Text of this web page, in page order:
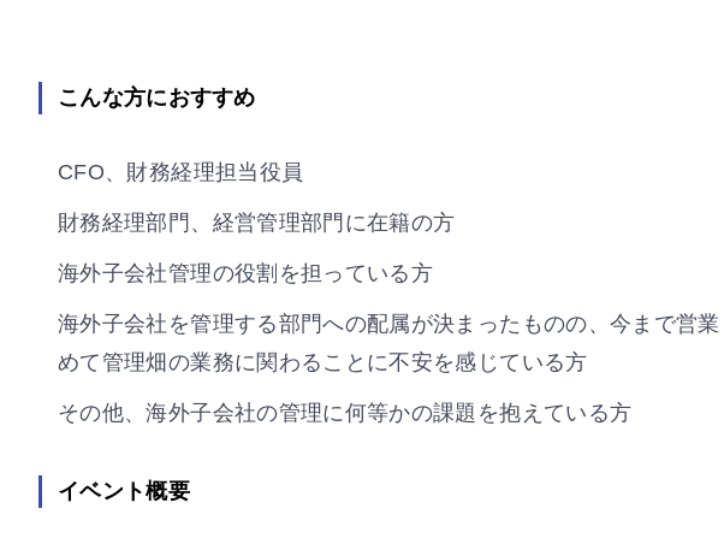
こんな方におすすめ
CFO、財務経理担当役員
財務経理部門、経営管理部門に在籍の方
海外子会社管理の役割を担っている方
海外子会社を管理する部門への配属が決まったものの、今まで営
めて管理畑の業務に関わることに不安を感じている方
その他、海外子会社の管理に何等かの課題を抱えている方
イベント概要